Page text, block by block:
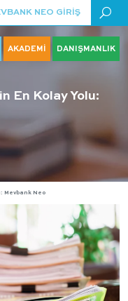
NEO GİRİŞ
AKADEMİ DANIŞMANLIK
En Kolay Yolu:
Mevbank Neo